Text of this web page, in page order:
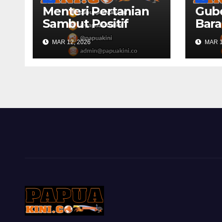
Menteri Pertanian
Sambut Positif
Rencana
Pencetakah Sawah
dan Ladang di
MAR 12, 2026 MAR